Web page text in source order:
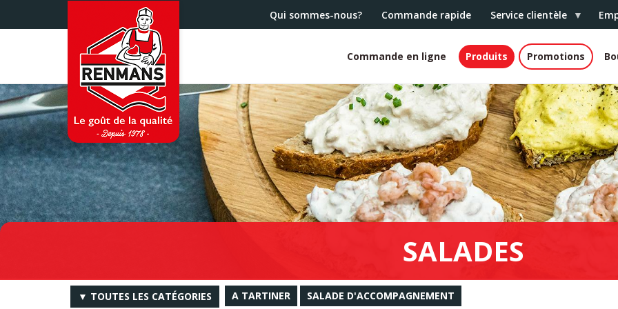
Qui sommes-nous? Commande rapide Service clientèle
White
header
Commande en ligne Produits Promotions
SALADES
▼ TOUTES LES CATÉGORIES A TARTINER SALADE D'ACCOMPAGNEMENT